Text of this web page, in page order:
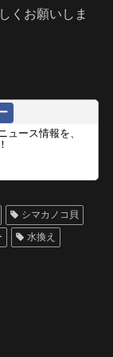
くお願いしま
ュース情報を、
シマカノコ貝
水換え